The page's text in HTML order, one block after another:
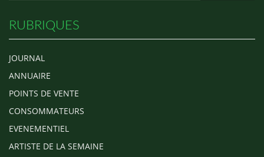
RUBRIQUES
JOURNAL
ANNUAIRE
POINTS DE VENTE
CONSOMMATEURS
EVENEMENTIEL
ARTISTE DE LA SEMAINE